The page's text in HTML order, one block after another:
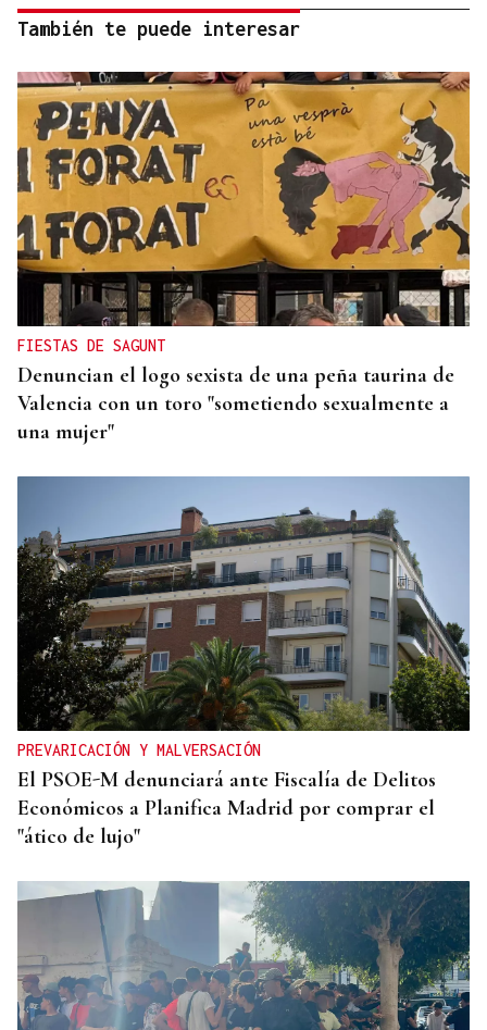
También te puede interesar
FIESTAS DE SAGUNT
Denuncian el logo sexista de una peña taurina de
Valencia con un toro "sometiendo sexualmente a
una mujer"
PREVARICACIÓN Y MALVERSACIÓN
El PSOE-M denunciará ante Fiscalía de Delitos
Económicos a Planifica Madrid por comprar el
"ático de lujo"